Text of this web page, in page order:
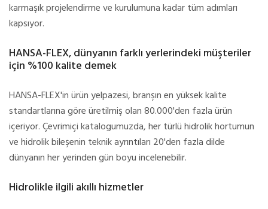
karmaşık projelendirme ve kurulumuna kadar tüm adımları
kapsıyor.
HANSA-FLEX, dünyanın farklı yerlerindeki müşteriler
için %100 kalite demek
HANSA-FLEX'in ürün yelpazesi, branşın en yüksek kalite
standartlarına göre üretilmiş olan 80.000'den fazla ürün
içeriyor. Çevrimiçi katalogumuzda, her türlü hidrolik hortumun
ve hidrolik bileşenin teknik ayrıntıları 20'den fazla dilde
dünyanın her yerinden gün boyu incelenebilir.
Hidrolikle ilgili akıllı hizmetler